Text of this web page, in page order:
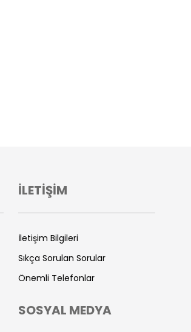
İLETİŞİM
İletişim Bilgileri
Sıkça Sorulan Sorular
Önemli Telefonlar
SOSYAL MEDYA